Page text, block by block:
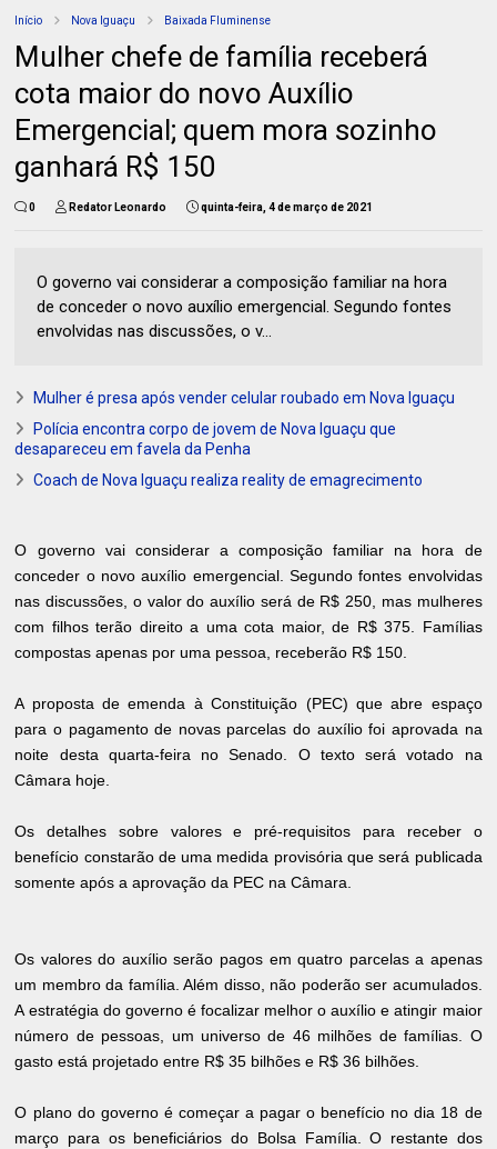
Início Nova Iguaçu Baixada Fluminense
Mulher chefe de família receberá
cota maior do novo Auxílio
Emergencial; quem mora sozinho
ganhará R$ 150
0 Redator Leonardo quinta-feira, 4 de março de 2021
O governo vai considerar a composição familiar na hora
de conceder o novo auxílio emergencial. Segundo fontes
envolvidas nas discussões, o v...
Mulher é presa após vender celular roubado em Nova Iguaçu
Polícia encontra corpo de jovem de Nova Iguaçu que
desapareceu em favela da Penha
Coach de Nova Iguaçu realiza reality de emagrecimento
O governo vai considerar a composição familiar na hora de
conceder o novo auxílio emergencial. Segundo fontes envolvidas
nas discussões, o valor do auxílio será de R$ 250, mas mulheres
com filhos terão direito a uma cota maior, de R$ 375. Famílias
compostas apenas por uma pessoa, receberão R$ 150.
A proposta de emenda à Constituição (PEC) que abre espaço
para o pagamento de novas parcelas do auxílio foi aprovada na
noite desta quarta-feira no Senado. O texto será votado na
Câmara hoje.
Os detalhes sobre valores e pré-requisitos para receber o
benefício constarão de uma medida provisória que será publicada
somente após a aprovação da PEC na Câmara.
Os valores do auxílio serão pagos em quatro parcelas a apenas
um membro da família. Além disso, não poderão ser acumulados.
A estratégia do governo é focalizar melhor o auxílio e atingir maior
número de pessoas, um universo de 46 milhões de famílias. O
gasto está projetado entre R$ 35 bilhões e R$ 36 bilhões.
O plano do governo é começar a pagar o benefício no dia 18 de
março para os beneficiários do Bolsa Família. O restante dos